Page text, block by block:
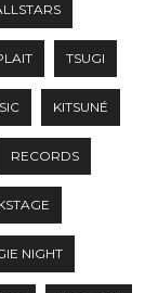
TSUGI
KITSUNÉ
RECORDS
NIGHT